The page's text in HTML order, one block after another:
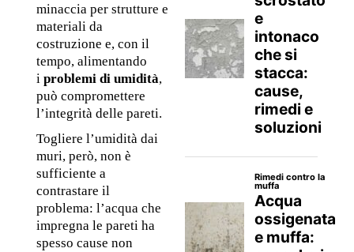
minaccia per strutture e
materiali da
costruzione e, con il
tempo, alimentando
i problemi di umidità,
può compromettere
l’integrità delle pareti.
Togliere l’umidità dai
muri, però, non è
sufficiente a
contrastare il
problema: l’acqua che
impregna le pareti ha
spesso cause non